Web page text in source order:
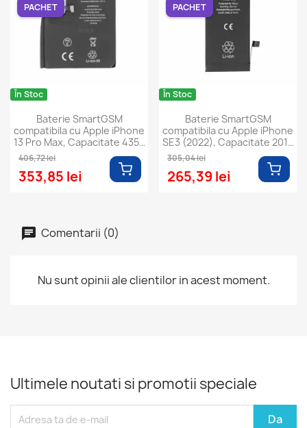
În Stoc
Baterie SmartGSM
compatibila cu Apple iPhone
13 Pro Max, Capacitate 4352
406,72 lei
353,85 lei
PACHET
În Stoc
Baterie SmartGSM
compatibila cu Apple iPhone
SE3 (2022), Capacitate 2018
305,04 lei
265,39 lei
PACHET
Comentarii (0)
Nu sunt opinii ale clientilor in acest moment.
Ultimele noutati si promotii speciale